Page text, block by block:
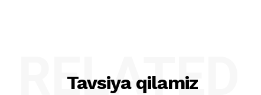
Tavsiya qilamiz
RELATED